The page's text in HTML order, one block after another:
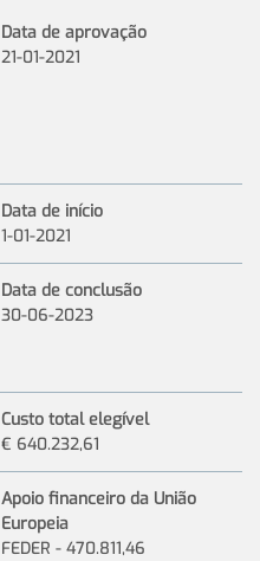
Data de aprovação
21-01-2021
Data de início
1-01-2021
Data de conclusão
30-06-2023
Custo total elegível
€ 640.232,61
Apoio financeiro da União
Europeia
FEDER - 470.811,46